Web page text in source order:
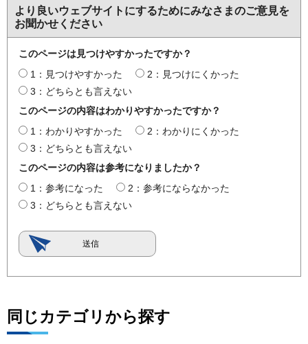
より良いウェブサイトにするためにみなさまのご意見を
お聞かせください
このページは見つけやすかったですか？
1：見つけやすかった
2：見つけにくかった
3：どちらとも言えない
このページの内容はわかりやすかったですか？
1：わかりやすかった
2：わかりにくかった
3：どちらとも言えない
このページの内容は参考になりましたか？
1：参考になった
2：参考にならなかった
3：どちらとも言えない
同じカテゴリから探す